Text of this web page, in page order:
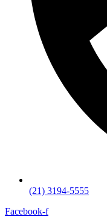
(21) 3194-5555
Facebook-f